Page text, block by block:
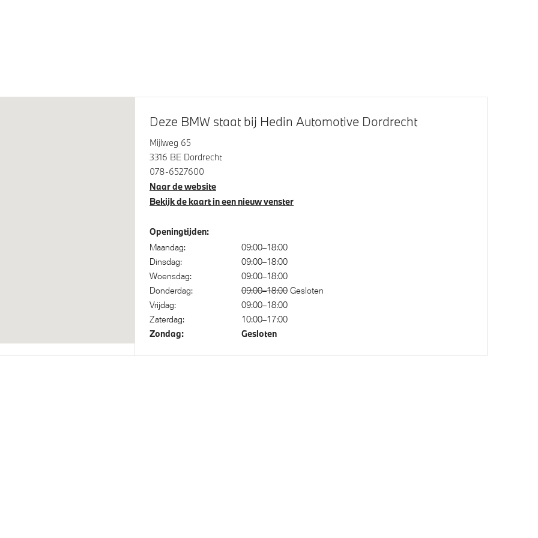
Line
LED koplampen
Achteruitrijcamera
Cruise control
Regensensor
Buitenspiegels elektrisch inklapbaar
Deze BMW staat bij Hedin Automotive Dordrecht
Mijlweg 65
3316 BE Dordrecht
078-6527600
Naar de website
Bekijk de kaart in een nieuw venster
Openingtijden:
Maandag:
09:00–18:00
Dinsdag:
09:00–18:00
Woensdag:
09:00–18:00
Donderdag:
09:00–18:00 Gesloten
Vrijdag:
09:00–18:00
Zaterdag:
10:00–17:00
Zondag: Gesloten